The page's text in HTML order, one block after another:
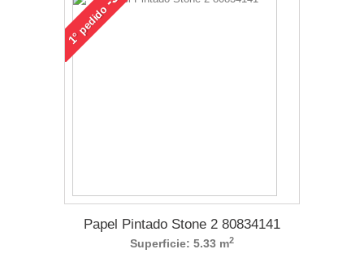
1°
pedido
Papel Pintado Stone 2 80834141
Superficie: 5.33 m2